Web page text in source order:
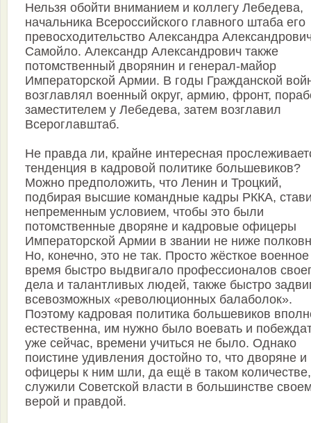
Нельзя обойти вниманием и коллегу Лебедева,
начальника Всероссийского главного штаба его
превосходительство Александра
Самойло. Александр Александрович также
потомственный дворянин и генерал-майор
Императорской Армии. В годы Гражданской
возглавлял военный округ, армию, фронт,
заместителем у Лебедева, затем возглавил
Всероглавштаб.
Не правда ли, крайне интересная
тенденция в кадровой политике большевиков?
Можно предположить, что Ленин и Троцкий,
подбирая высшие командные кадры РККА,
непременным условием, чтобы это были
потомственные дворяне и кадровые офицеры
Императорской Армии в звании не ниже
Но, конечно, это не так. Просто жёсткое военное
время быстро выдвигало профессионалов
дела и талантливых людей, также быстро
всевозможных «революционных балаболок».
Поэтому кадровая политика большевиков
естественна, им нужно было воевать и
уже сейчас, времени учиться не было. Однако
поистине удивления достойно то, что дворяне и
офицеры к ним шли, да ещё в таком
служили Советской власти в большинстве
верой и правдой.